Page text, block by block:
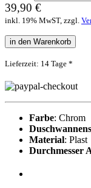
39,90 €
inkl. 19% MwST, zzgl.
in den Warenkorb
Lieferzeit: 14 Tage *
Farbe: Chrom
Material: Plast
Durchmesser